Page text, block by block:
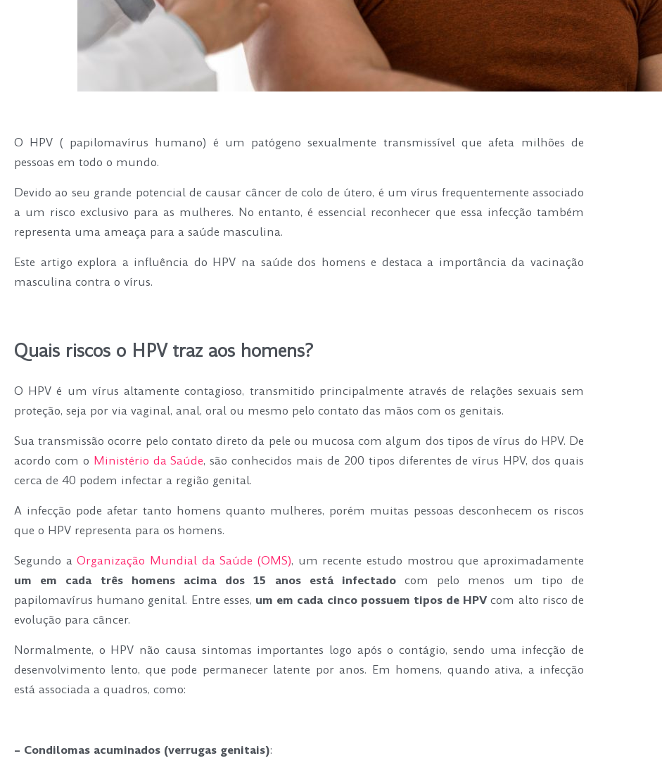
O HPV ( papilomavírus humano) é um patógeno sexualmente transmissível que afeta milhões de
pessoas em todo o mundo.
Devido ao seu grande potencial de causar câncer de colo de útero, é um vírus frequentemente associado
a um risco exclusivo para as mulheres. No entanto, é essencial reconhecer que essa infecção também
representa uma ameaça para a saúde masculina.
Este artigo explora a influência do HPV na saúde dos homens e destaca a importância da vacinação
masculina contra o vírus.
Quais riscos o HPV traz aos homens?
O HPV é um vírus altamente contagioso, transmitido principalmente através de relações sexuais sem
proteção, seja por via vaginal, anal, oral ou mesmo pelo contato das mãos com os genitais.
Sua transmissão ocorre pelo contato direto da pele ou mucosa com algum dos tipos de vírus do HPV. De
acordo com o
Ministério da Saúde, são conhecidos mais de 200 tipos diferentes de vírus HPV, dos quais
cerca de 40 podem infectar a região genital.
A infecção pode afetar tanto homens quanto mulheres, porém muitas pessoas desconhecem os riscos
que o HPV representa para os homens.
Segundo aOrganização Mundial da Saúde (OMS), um recente estudo mostrou que aproximadamente
um em cada três homens acima dos 15 anos está infectadocom pelo menos um tipo de
papilomavírus humano genital. Entre esses, um em cada cinco possuem tipos de HPV com alto risco de
evolução para câncer.
Normalmente, o HPV não causa sintomas importantes logo após o contágio, sendo uma infecção de
desenvolvimento lento, que pode permanecer latente por anos. Em homens, quando ativa, a infecção
está associada a quadros, como:
– Condilomas acuminados (verrugas genitais):